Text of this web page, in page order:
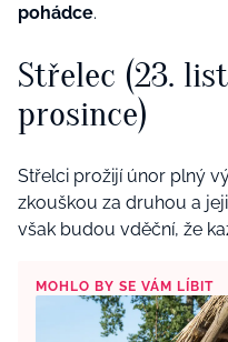
pohádce.
Střelec (23.
prosince)
Střelci prožijí únor plný
zkouškou za druhou a
však budou vděční, že
MOHLO BY SE VÁM LÍBIT